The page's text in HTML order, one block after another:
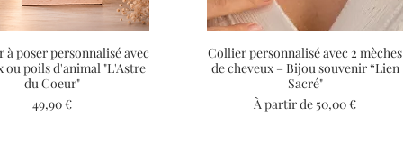
Aperçu rapide
à poser personnalisé avec
ou poils d'animal "L'Astre
du Coeur"
Prix
49,90 €
Aperçu rapide
Collier personnalisé avec 2 mèches
de cheveux – Bijou souvenir “Lien
Sacré"
À partir de 50,00 €
Prix promotionnel